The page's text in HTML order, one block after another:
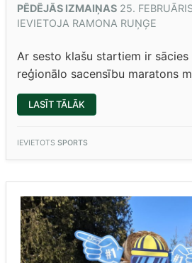
PĒDĒJĀS IZMAIŅAS 25.
IEVIETOJA RAMONA RUŅĢE
Ar sesto klašu startiem ir sācies
reģionālo sacensību maratons
LASĪT TĀLĀK
VISA
SACENSĪBAS”
IEVIETOTS SPORTS